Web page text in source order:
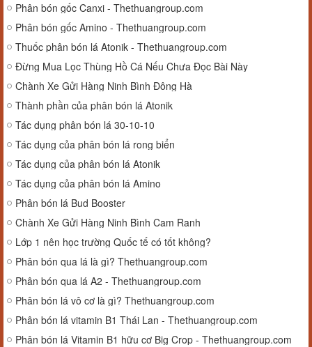
Phân bón gốc Canxi - Thethuangroup.com
Phân bón gốc Amino - Thethuangroup.com
Thuốc phân bón lá Atonik - Thethuangroup.com
Đừng Mua Lọc Thùng Hồ Cá Nếu Chưa Đọc Bài Này
Chành Xe Gửi Hàng Ninh Bình Đông Hà
Thành phần của phân bón lá Atonik
Tác dụng phân bón lá 30-10-10
Tác dụng của phân bón lá rong biển
Tác dụng của phân bón lá Atonik
Tác dụng của phân bón lá Amino
Phân bón lá Bud Booster
Chành Xe Gửi Hàng Ninh Bình Cam Ranh
Lớp 1 nên học trường Quốc tế có tốt không?
Phân bón qua lá là gì? Thethuangroup.com
Phân bón qua lá A2 - Thethuangroup.com
Phân bón lá vô cơ là gì? Thethuangroup.com
Phân bón lá vitamin B1 Thái Lan - Thethuangroup.com
Phân bón lá Vitamin B1 hữu cơ Big Crop - Thethuangroup.com